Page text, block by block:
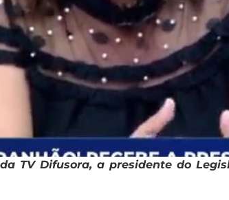
TV Difusora, a presidente do